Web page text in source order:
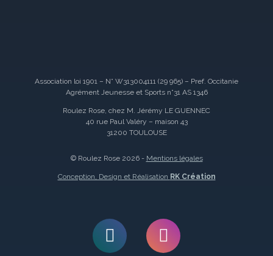
Association loi 1901 – N° W313004111 (29 965) – Pref. Occitanie
Agrément Jeunesse et Sports n°31 AS 1346
Roulez Rose, chez M. Jérémy LE GUENNEC
40 rue Paul Valéry – maison 43
31200 TOULOUSE
© Roulez Rose 2026 - Mentions légales
Conception, Design et Réalisation RK Création